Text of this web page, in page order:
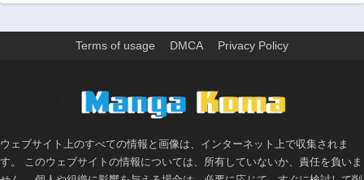
Terms of usage DMCA Privacy Policy
ウェブサイト上のすべての情報と画像は、インターネット上で収集されま
す。 このウェブサイトの情報については、所有していないか、責任を負いま